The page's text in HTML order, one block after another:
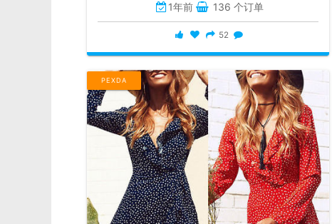
1年前 136 个订单
52
PEXDA